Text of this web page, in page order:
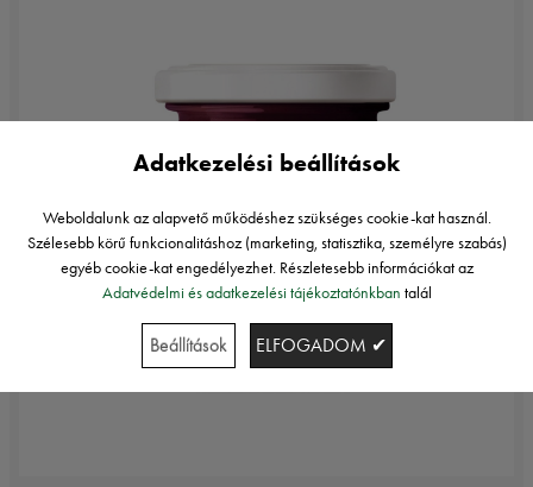
Adatkezelési beállítások
Weboldalunk az alapvető működéshez szükséges cookie-kat használ.
Szélesebb körű funkcionalitáshoz (marketing, statisztika, személyre szabás)
egyéb cookie-kat engedélyezhet. Részletesebb információkat az
Adatvédelmi és adatkezelési tájékoztatónkban talál
Beállítások ELFOGADOM ✔